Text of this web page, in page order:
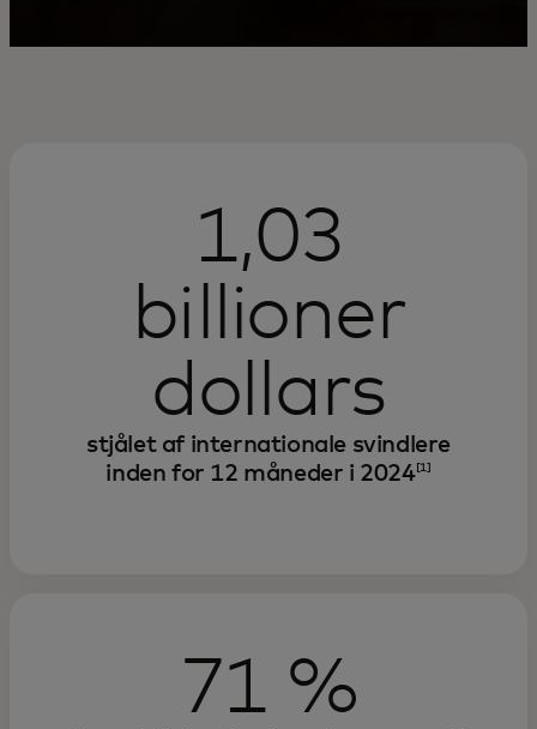
1,03
billioner
dollars
stjålet af internationale svindlere
inden for 12 måneder i 2024 [1]
71 %